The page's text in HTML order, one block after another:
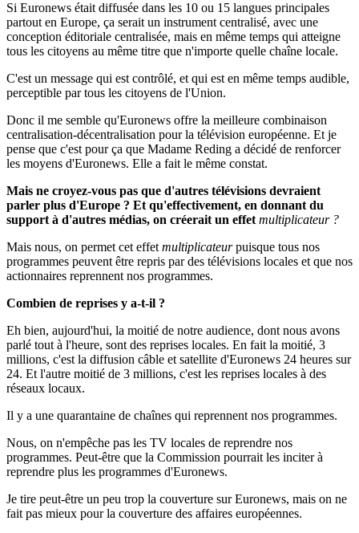
Si Euronews était diffusée dans les 10 ou 15 langues principales
partout en Europe, ça serait un instrument centralisé, avec une
conception éditoriale centralisée, mais en même temps qui atteigne
tous les citoyens au même titre que n'importe quelle chaîne locale.
C'est un message qui est contrôlé, et qui est en même temps audible,
perceptible par tous les citoyens de l'Union.
Donc il me semble qu'Euronews offre la meilleure combinaison
centralisation-décentralisation pour la télévision européenne. Et je
pense que c'est pour ça que Madame Reding a décidé de renforcer
les moyens d'Euronews. Elle a fait le même constat.
Mais ne croyez-vous pas que d'autres télévisions devraient
parler plus d'Europe ? Et qu'effectivement, en donnant du
support à d'autres médias, on créerait un effet multiplicateur ?
Mais nous, on permet cet effet multiplicateurpuisque tous nos
programmes peuvent être repris par des télévisions locales et que nos
actionnaires reprennent nos programmes.
Combien de reprises y a-t-il ?
Eh bien, aujourd'hui, la moitié de notre audience, dont nous avons
parlé tout à l'heure, sont des reprises locales. En fait la moitié, 3
millions, c'est la diffusion câble et satellite d'Euronews 24 heures sur
24. Et l'autre moitié de 3 millions, c'est les reprises locales à des
réseaux locaux.
Il y a une quarantaine de chaînes qui reprennent nos programmes.
Nous, on n'empêche pas les TV locales de reprendre nos
programmes. Peut-être que la Commission pourrait les inciter à
reprendre plus les programmes d'Euronews.
Je tire peut-être un peu trop la couverture sur Euronews, mais on ne
fait pas mieux pour la couverture des affaires européennes.